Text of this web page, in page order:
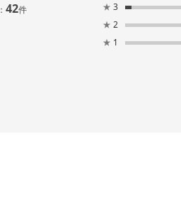
42件 ★ 3
★ 2
★ 1